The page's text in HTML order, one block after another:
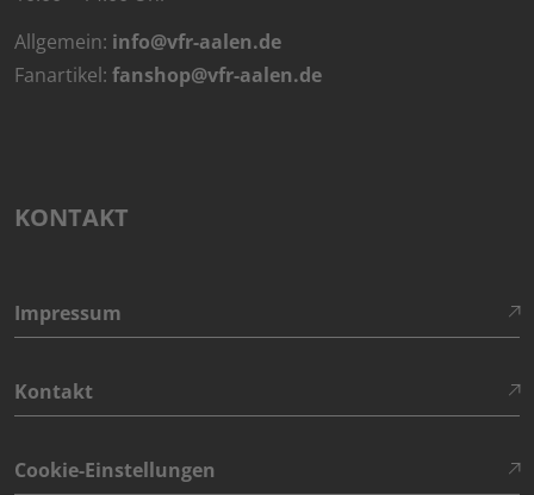
Allgemein: info@vfr-aalen.de
Fanartikel: fanshop@vfr-aalen.de
KONTAKT
Impressum
Kontakt
Cookie-Einstellungen